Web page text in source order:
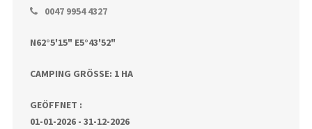
0047 9954 4327
N62°5'15" E5°43'52"
CAMPING GRÖSSE: 1 HA
GEÖFFNET :
01-01-2026 - 31-12-2026